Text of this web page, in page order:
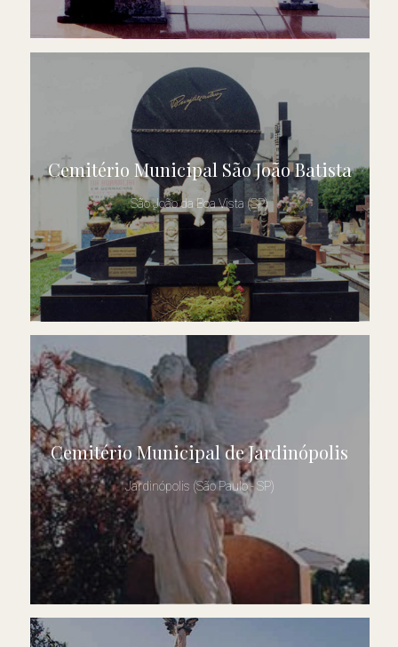
Cemitério Municipal São João Batista
São João da Boa Vista (SP)
Cemitério Municipal de Jardinópolis
Jardinópolis (São Paulo - SP)